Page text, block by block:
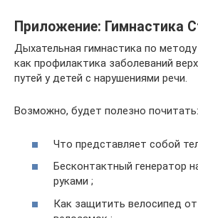
Приложение: Гимнастика
Дыхательная гимнастика по
как профилактика заболеваний
путей у детей с нарушениями речи.
Возможно, будет полезно почитать:
Что представляет собой
Бесконтактный генератор
руками ;
Как защитить велосипед